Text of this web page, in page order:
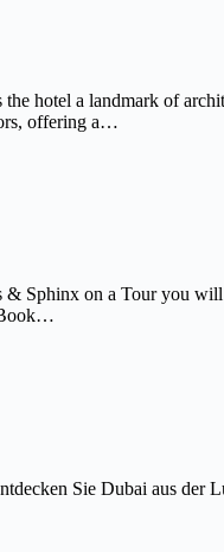
hotel a landmark of
offering a…
Sphinx on a Tour you
Book…
Sie Dubai aus der